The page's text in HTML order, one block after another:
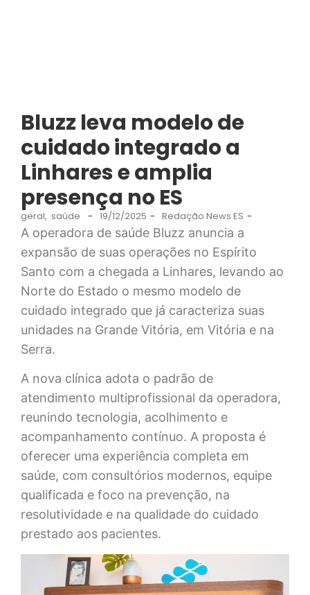
Bluzz leva modelo de
cuidado integrado a
Linhares e amplia
presença no ES
geral, saúde - 19/12/2025 - Redação News ES -
A operadora de saúde Bluzz anuncia a
expansão de suas operações no Espírito
Santo com a chegada a Linhares, levando ao
Norte do Estado o mesmo modelo de
cuidado integrado que já caracteriza suas
unidades na Grande Vitória, em Vitória e na
Serra.
A nova clínica adota o padrão de
atendimento multiprofissional da operadora,
reunindo tecnologia, acolhimento e
acompanhamento contínuo. A proposta é
oferecer uma experiência completa em
saúde, com consultórios modernos, equipe
qualificada e foco na prevenção, na
resolutividade e na qualidade do cuidado
prestado aos pacientes.